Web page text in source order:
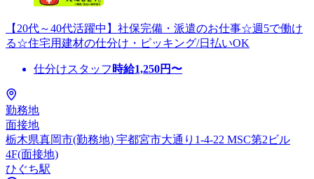
【20代～40代活躍中】社保完備・派遣のお仕事☆週5で働け
る☆住宅用建材の仕分け・ピッキング/日払いOK
仕分けスタッフ 時給1,250円〜
勤務地
面接地
栃木県真岡市(勤務地) 宇都宮市大通り1-4-22 MSC第2ビル
4F(面接地)
ひぐち駅